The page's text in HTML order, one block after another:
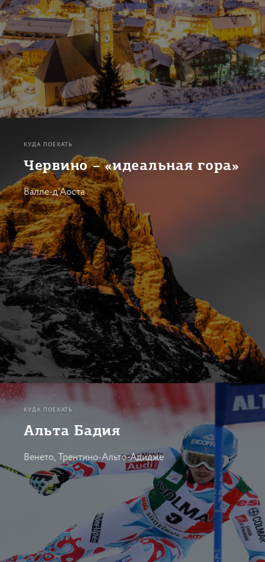
КУДА ПОЕХАТЬ
Червино – «идеальная гора»
Валле-д’Аоста
КУДА ПОЕХАТЬ
Альта Бадия
Венето, Трентино-Альто-Адидже